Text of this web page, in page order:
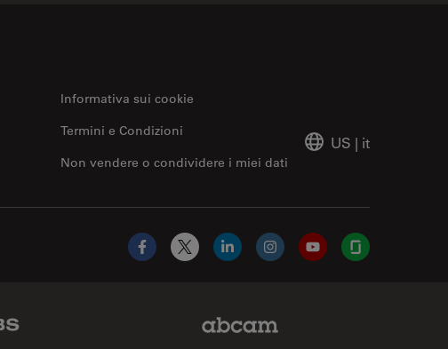
Informativa sui cookie
Non vendere o condividere i miei dati
Termini e Condizioni
US | it
Facebook
X LinkedInInstagramYouTubeGlassdoor
Link